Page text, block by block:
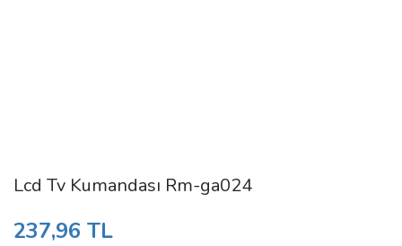
Lcd Tv Kumandası Rm-ga024
237,96 TL